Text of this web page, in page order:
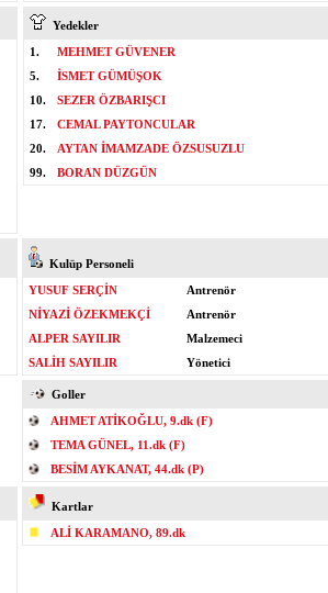
Yedekler
1.
MEHMET GÜVENER
5.
İSMET GÜMÜŞOK
10.
SEZER ÖZBARIŞCI
17.
CEMAL PAYTONCULAR
20.
AYTAN İMAMZADE ÖZSUSUZLU
99.
BORAN DÜZGÜN
Kulüp Personeli
YUSUF SERÇİN
Antrenör
NİYAZİ ÖZEKMEKÇİ
Antrenör
ALPER SAYILIR
Malzemeci
SALİH SAYILIR
Yönetici
Goller
AHMET ATİKOĞLU, 9.dk (F)
TEMA GÜNEL, 11.dk (F)
BESİM AYKANAT, 44.dk (P)
Kartlar
ALİ KARAMANO, 89.dk